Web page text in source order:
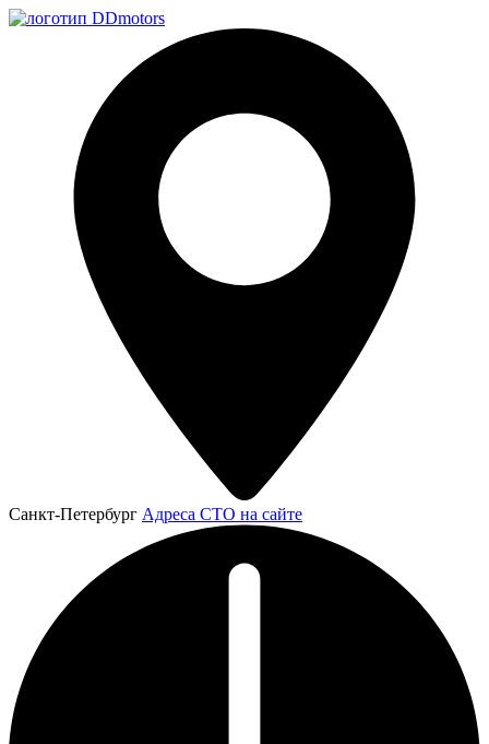
Санкт-Петербург Адреса СТО на сайте